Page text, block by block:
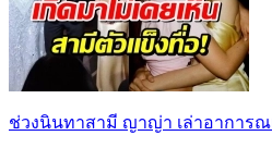
ช่วงนินทาสามี ญาญ่า เล่าอาการ